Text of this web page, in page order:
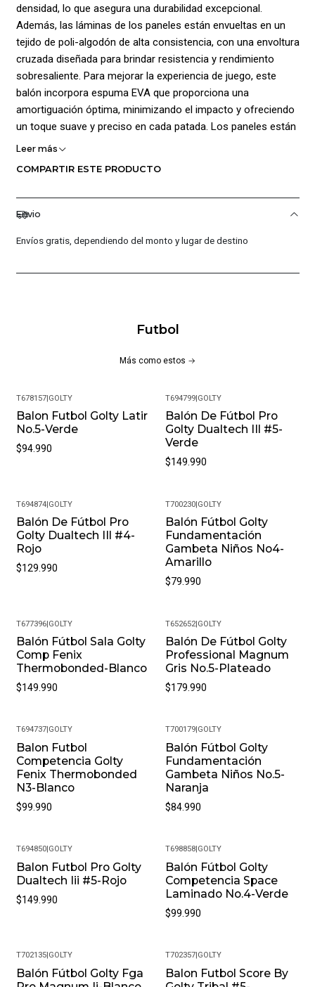
densidad, lo que asegura una durabilidad excepcional.
Además, las láminas de los paneles están envueltas en un
tejido de poli-algodón de alta consistencia, con una envoltura
cruzada diseñada para brindar resistencia y rendimiento
sobresaliente. Para mejorar la experiencia de juego, este
balón incorpora espuma EVA que proporciona una
amortiguación óptima, minimizando el impacto y ofreciendo
un toque suave y preciso en cada patada. Los paneles están
cosidos a máquina, lo que aumenta aún más la
esférica del balón. Su diseño presenta colores vibrantes que
destacan los gráficos de la marca y el logo Golty,
Leer más
COMPARTIR ESTE PRODUCTO
Envio
Envíos gratis, dependiendo del monto y lugar de destino
Futbol
Más como estos
T678157|GOLTY
Balon Futbol Golty Latir
No.5-Verde
$94.990
T694799|GOLTY
Balón De Fútbol Pro
Golty Dualtech IIl #5-
Verde
$149.990
T694874|GOLTY
Balón De Fútbol Pro
Golty Dualtech IIl #4-
Rojo
$129.990
T700230|GOLTY
Balón Fútbol Golty
Fundamentación
Gambeta Niños No4-
Amarillo
$79.990
T677396|GOLTY
Balón Fútbol Sala Golty
Comp Fenix
Thermobonded-Blanco
$149.990
T652652|GOLTY
Balón De Fútbol Golty
Professional Magnum
Gris No.5-Plateado
$179.990
T694737| GOLTY
Balon Futbol
Competencia Golty
Fenix Thermobonded
N3-Blanco
$99.990
T700179 GOLTY
Balón Fútbol Golty
Fundamentación
Gambeta Niños No.5-
Naranja
$84.990
T694850| GOLTY
Balon Futbol Pro Golty
Dualtech Iii #5-Rojo
$149.990
T698858 GOLTY
Balón Fútbol Golty
Competencia Space
Laminado No.4-Verde
$99.990
-10%
T702135| GOLTY
Balón Fútbol Golty Fga
-13%
T702357 GOLTY
Balon Futbol Score By